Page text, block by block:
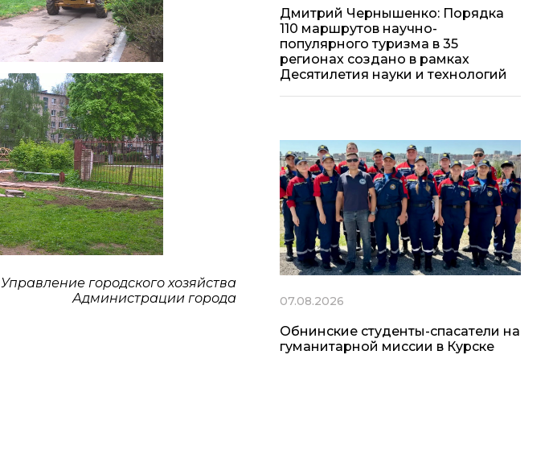
Управление городского хозяйства
Администрации города
Дмитрий Чернышенко: Порядка
110 маршрутов научно-
популярного туризма в 35
регионах создано в рамках
Десятилетия науки и технологий
07.08.2026
Обнинские студенты-спасатели на
гуманитарной миссии в Курске